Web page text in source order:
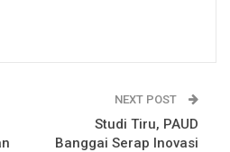
NEXT POST
Studi Tiru, PAUD
Banggai Serap Inovasi